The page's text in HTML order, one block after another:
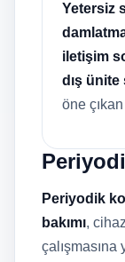
Yetersiz
iletişim
dış ünite
öne çıkan
Periyodik
bakımı,
çalışmasına